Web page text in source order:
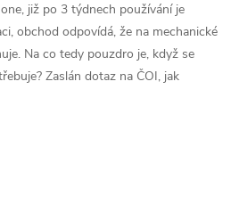
již po 3 týdnech používání je
obchod odpovídá, že na mechanické
Na co tedy pouzdro je, když se
Zaslán dotaz na ČOI, jak